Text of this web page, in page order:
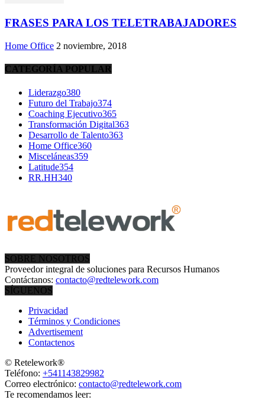
FRASES PARA LOS TELETRABAJADORES
Home Office 2 noviembre, 2018
CATEGORÍA POPULAR
Liderazgo380
Futuro del Trabajo374
Coaching Ejecutivo365
Transformación Digital363
Desarrollo de Talento363
Home Office360
Misceláneas359
Latitude354
RR.HH340
SOBRE NOSOTROS
Proveedor integral de soluciones para Recursos Humanos
Contáctanos: contacto@redtelework.com
SÍGUENOS
Privacidad
Términos y Condiciones
Advertisement
Contactenos
© Retelework®
Teléfono: +541143829982
Correo electrónico: contacto@redtelework.com
Te recomendamos leer: